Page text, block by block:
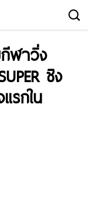
ฬาวิ่ง
ชิง
รกใน